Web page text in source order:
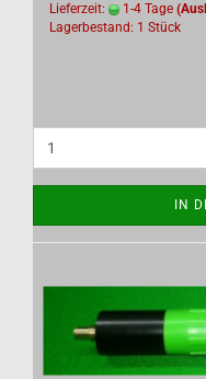
Lieferzeit: 1-4 Tage
Lagerbestand: 1 Stück
IN